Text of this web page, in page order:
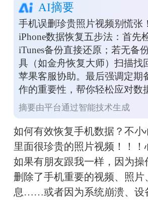
AI摘要
手机误删珍贵照片视频别慌张
iPhone数据恢复五步法：首先
iTunes备份直接还原；若无备
具（如金舟恢复大师）扫描找
苹果客服协助。最后强调定期
作的重要性，帮你轻松应对数
摘要由平台通过智能技术生成
如何有效恢复手机数据？不小
里面很珍贵的照片视频！！！
如果有朋友跟我一样，因为操
删除了手机重要的视频、照片
息……或者因为系统崩溃、设